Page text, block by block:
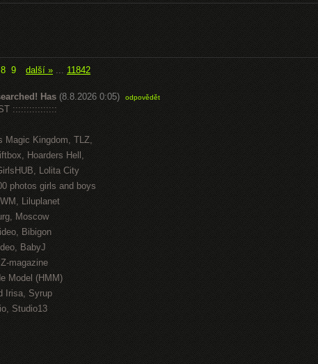
8 9 další » ... 11842
Has (8.8.2026 0:05) odpovědět
::::::::::::::::
Magic Kingdom, TLZ,
Hoarders Hell,
Lolita City
photos girls and boys
Liluplanet
Moscow
Bibigon
BabyJ
magazine
Model (HMM)
Irisa, Syrup
Studio13